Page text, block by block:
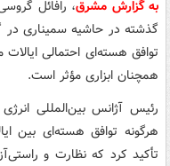
به گزارش مشرق، رافائل
گذشته در حاشیه سمیناری در
توافق هسته‌ای احتمالی
همچنان ابزاری مؤثر است.
رئیس آژانس بین‌المللی
هرگونه توافق هسته‌ای بین
تأکید کرد که نظارت و